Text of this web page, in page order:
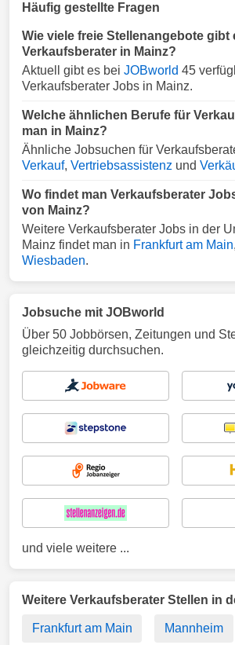
Häufig gestellte Fragen
Wie viele freie Stellenangebote gibt
Verkaufsberater in Mainz?
Aktuell gibt es bei JOBworld 45
Verkaufsberater Jobs in Mainz.
Welche ähnlichen Berufe für
man in Mainz?
Ähnliche Jobsuchen für
Verkauf, Vertriebsassistenz und
Wo findet man Verkaufsberater
von Mainz?
Weitere Verkaufsberater Jobs in der
Mainz findet man in Frankfurt am Main,
Wiesbaden.
Jobsuche mit JOBworld
Über 50 Jobbörsen, Zeitungen und
gleichzeitig durchsuchen.
und viele weitere ...
Weitere Verkaufsberater Stellen in
Frankfurt am Main Mannheim